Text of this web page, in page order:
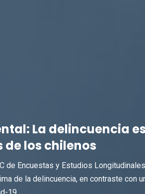
La delincuencia
los chilenos
de Encuestas y Estudios
de la delincuencia, en contraste con